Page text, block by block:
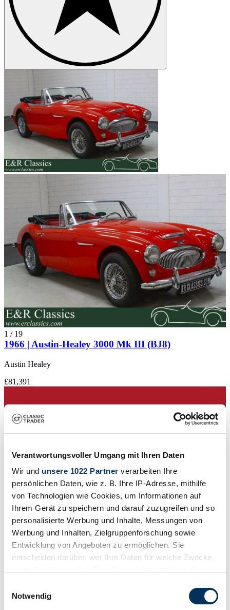
Verantwortungsvoller Umgang mit Ihren Daten
Wir und unsere 1022 Partner verarbeiten Ihre
persönlichen Daten, wie z. B. Ihre IP-Adresse, mithilfe
von Technologien wie Cookies, um Informationen auf
Ihrem Gerät zu speichern und darauf zuzugreifen und so
personalisierte Werbung und Inhalte, Messungen von
Werbung und Inhalten, Zielgruppenforschung sowie
Entwicklung von Angeboten zu ermöglichen. Sie
entscheiden darüber, wer Ihre Daten für welche Zwecke
Trigger Symbol ändern oder widerrufen
Notwendig
1 / 19
1966 | Austin-Healey 3000 Mk III (BJ8)
Austin Healey
£81,391
Dealer
Convertible (Roadster)